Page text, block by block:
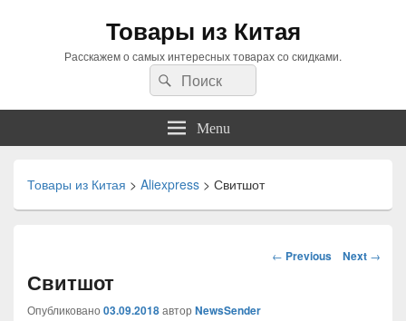
Товары из Китая
Расскажем о самых интересных товарах со скидками.
Search
for:
Search
Menu
Товары из Китая > Aliexpress > Свитшот
Навигация
← Previous Next →
Свитшот
Опубликовано 03.09.2018автор NewsSender